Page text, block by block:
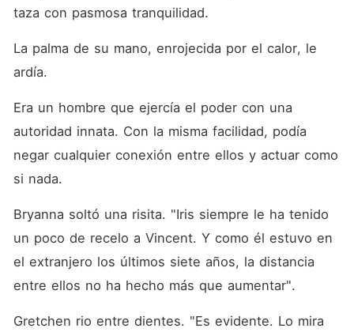
taza con pasmosa tranquilidad.
La palma de su mano, enrojecida por el calor, le
ardía.
Era un hombre que ejercía el poder con una
autoridad innata. Con la misma facilidad, podía
negar cualquier conexión entre ellos y actuar como
si nada.
Bryanna soltó una risita. "Iris siempre le ha tenido
un poco de recelo a Vincent. Y como él estuvo en
el extranjero los últimos siete años, la distancia
entre ellos no ha hecho más que aumentar".
Gretchen rio entre dientes. "Es evidente. Lo mira